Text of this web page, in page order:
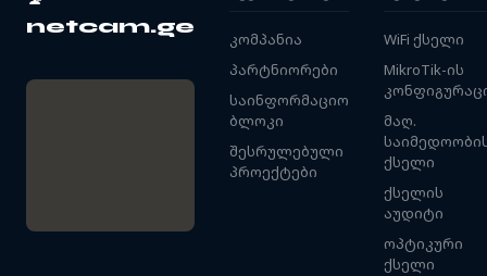
netcam.ge
კომპანია
პარტნიორები
საინფორმაციო
ბლოკი
შესრულებული
პროექტები
WiFi ქსელი
MikroTik-ის
მაღ.
ქსელი
ქსელის
აუდიტი
ოპტიკური
ქსელი